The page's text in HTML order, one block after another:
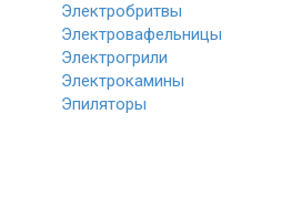
Электробритвы
Электровафельницы
Электрогрили
Электрокамины
Эпиляторы